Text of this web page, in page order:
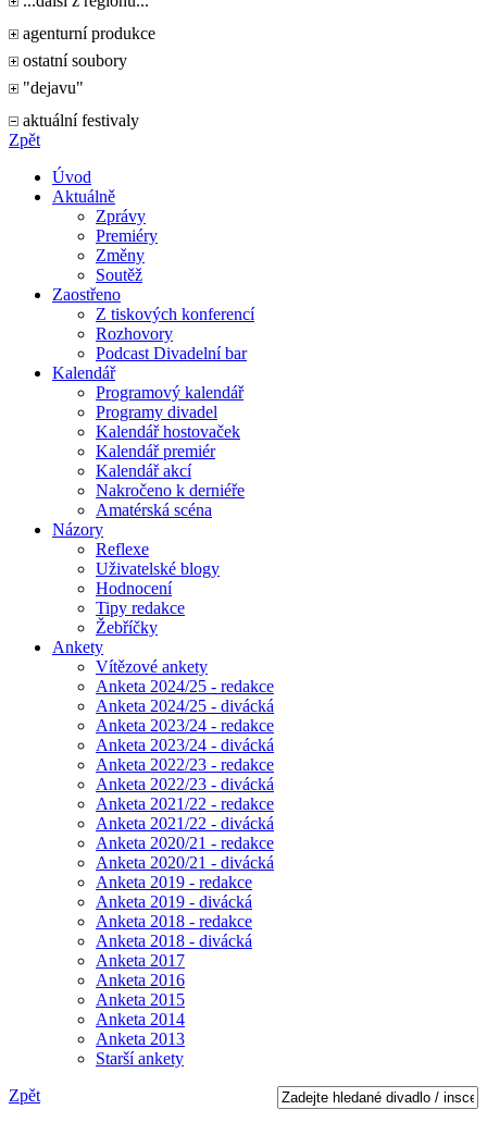
agenturní produkce
ostatní soubory
"dejavu"
aktuální festivaly
Zpět
Úvod
Aktuálně
Zprávy
Premiéry
Změny
Soutěž
Zaostřeno
Z tiskových konferencí
Rozhovory
Podcast Divadelní bar
Kalendář
Programový kalendář
Programy divadel
Kalendář hostovaček
Kalendář premiér
Kalendář akcí
Nakročeno k derniéře
Amatérská scéna
Názory
Reflexe
Uživatelské blogy
Hodnocení
Tipy redakce
Žebříčky
Ankety
Vítězové ankety
Anketa 2024/25 - redakce
Anketa 2024/25 - divácká
Anketa 2023/24 - redakce
Anketa 2023/24 - divácká
Anketa 2022/23 - redakce
Anketa 2022/23 - divácká
Anketa 2021/22 - redakce
Anketa 2021/22 - divácká
Anketa 2020/21 - redakce
Anketa 2020/21 - divácká
Anketa 2019 - redakce
Anketa 2019 - divácká
Anketa 2018 - redakce
Anketa 2018 - divácká
Anketa 2017
Anketa 2016
Anketa 2015
Anketa 2014
Anketa 2013
Starší ankety
Zpět